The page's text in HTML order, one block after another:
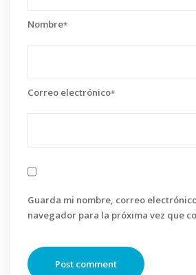
Nombre*
Correo electrónico*
Guarda mi nombre, correo
navegador para la próxima vez que